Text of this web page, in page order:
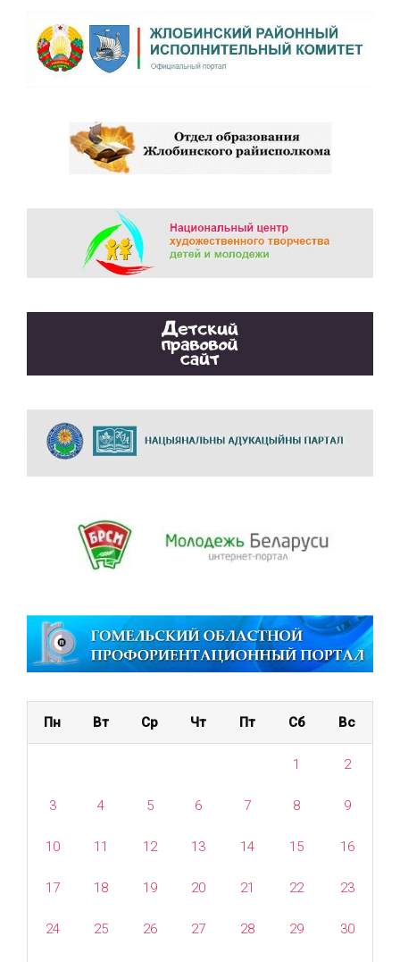
Пн Вт Ср Чт Пт Сб Вс
1 2
3 4 5 6 7 8 9
10 11 12 13 14 15 16
17 18 19 20 21 22 23
24 25 26 27 28 29 30